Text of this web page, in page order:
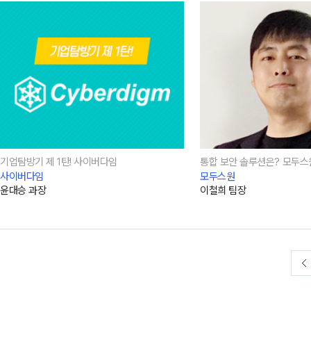
기업탐방기 제 1탄! 사이버다임
사이버다임
윤대승 과장
통합 보안 솔루션은? 모두스
모두스원
이철희 팀장